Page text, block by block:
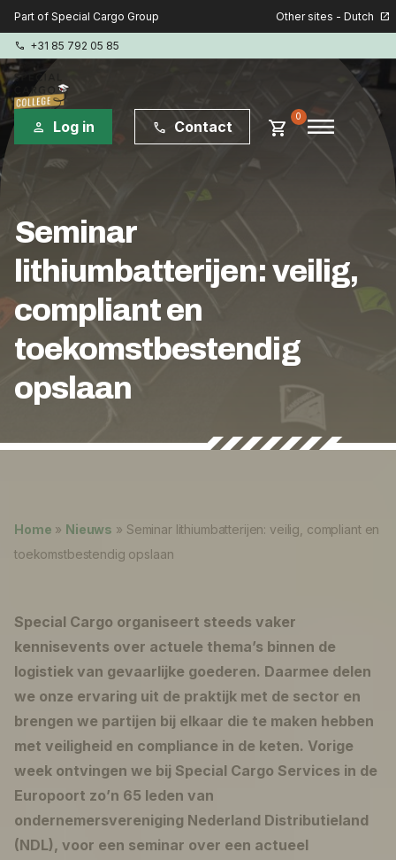
Part of Special Cargo Group Other sites - Dutch open_in_new
phone +31 85 792 05 85
person Log in phone Contact shopping_cart 0 menu
Seminar
lithiumbatterijen: veilig,
compliant en
toekomstbestendig
opslaan
Home » Nieuws » Seminar lithiumbatterijen: veilig, compliant en
toekomstbestendig opslaan
Special Cargo organiseert steeds vaker
kennisevents over actuele thema’s binnen de
logistiek van gevaarlijke goederen. Daarmee delen
we onze ervaring uit de praktijk met de sector en
brengen we partijen bij elkaar die te maken hebben
met veiligheid en compliance in de keten. Vorige
week ontvingen we bij Special Cargo Services in de
Europoort zo’n 65 leden van
ondernemersvereniging Nederland Distributieland
(NDL), voor een seminar over een actueel
Special Cargo Group
Special Cargo Services
Isologic
Opleidingen
Consultancy
Over ons
shopping_cart